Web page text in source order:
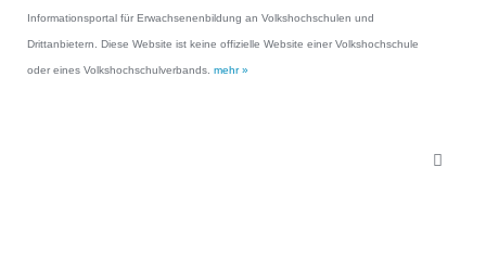
Informationsportal für Erwachsenenbildung an Volkshochschulen und
Drittanbietern. Diese Website ist keine offizielle Website einer Volkshochschule
oder eines Volkshochschulverbands. mehr »